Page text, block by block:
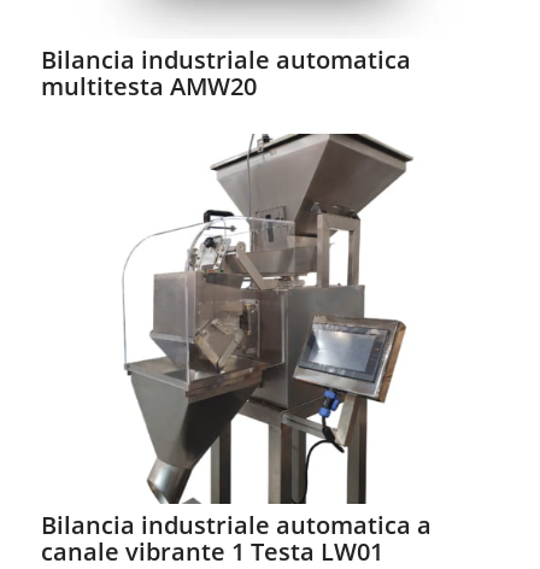
Bilancia industriale automatica
multitesta AMW20
Bilancia industriale automatica a
canale vibrante 1 Testa LW01